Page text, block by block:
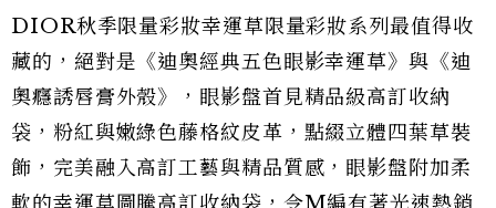
DIOR秋季限量彩妝幸運草限量彩妝系列最值得收
藏的，絕對是《迪奧經典五色眼影幸運草》與《迪
奧癮誘唇膏外殼》，眼影盤首見精品級高訂收納
袋，粉紅與嫩綠色藤格紋皮革，點綴立體四葉草裝
飾，完美融入高訂工藝與精品質感，眼影盤附加柔
軟的幸運草圖騰高訂收納袋，令M編有著光速熱銷